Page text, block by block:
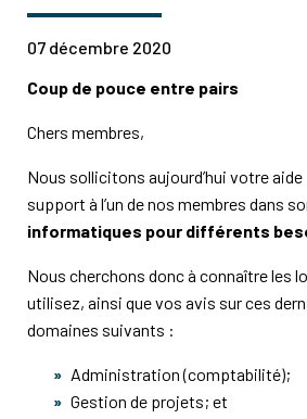
07 décembre 2020
Coup de pouce entre pairs
Chers membres,
Nous sollicitons aujourd’hui votre aide
support à l’un de nos membres dans
informatiques pour différents
Nous cherchons donc à connaître les
utilisez, ainsi que vos avis sur ces
domaines suivants :
Administration (comptabilité);
Gestion de projets; et